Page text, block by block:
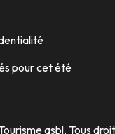
pour cet été
asbl. Tous